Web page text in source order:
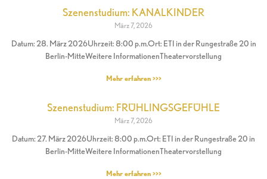
Szenenstudium: KANALKINDER
März 7, 2026
Datum: 28. März 2026Uhrzeit: 8:00 p.m.Ort: ETI in der Rungestraße 20 in
Berlin-MitteWeitere InformationenTheatervorstellung
Mehr erfahren >>>
Szenenstudium: FRÜHLINGSGEFÜHLE
März 7, 2026
Datum: 27. März 2026Uhrzeit: 8:00 p.m.Ort: ETI in der Rungestraße 20 in
Berlin-MitteWeitere InformationenTheatervorstellung
Mehr erfahren >>>